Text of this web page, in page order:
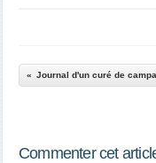
Commenter cet